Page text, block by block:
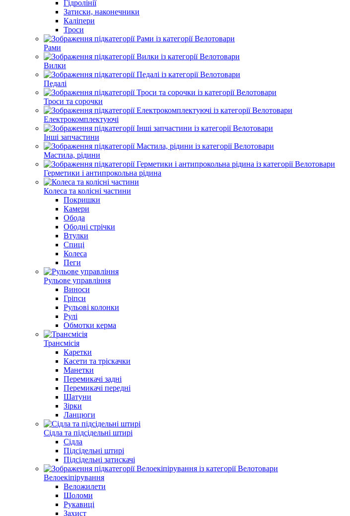
Гідролінії
Затиски, наконечники
Каліпери
Троси
Рами
Вилки
Педалі
Троси та сорочки
Електрокомплектуючі
Інші запчастини
Мастила, рідини
Герметики і антипрокольна рідина
Колеса та колісні частини
Покришки
Камери
Обода
Ободні стрічки
Втулки
Спиці
Колеса
Пеги
Рульове управління
Виноси
Гріпси
Рульові колонки
Рулі
Обмотки керма
Трансмісія
Каретки
Касети та тріскачки
Манетки
Перемикачі задні
Перемикачі передні
Шатуни
Зірки
Ланцюги
Сідла та підсідельні штирі
Сідла
Підсідельні штирі
Підсідельні затискачі
Велоекіпірування
Веложилети
Шоломи
Рукавиці
Захист